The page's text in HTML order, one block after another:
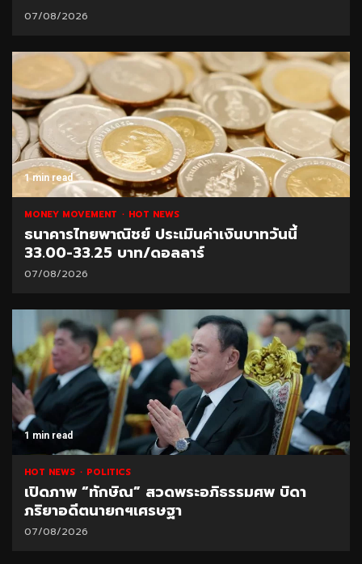
07/08/2026
1 min read
MONEY MOVEMENT HOT NEWS
ธนาคารไทยพาณิชย์ ประเมินค่าเงินบาทวันนี้
33.00-33.25 บาท/ดอลลาร์
07/08/2026
1 min read
HOT NEWS POLITICS
เปิดภาพ “ทักษิณ” สวดพระอภิธรรมศพ บิดา
ภริยาอดีตนายกฯเศรษฐา
07/08/2026